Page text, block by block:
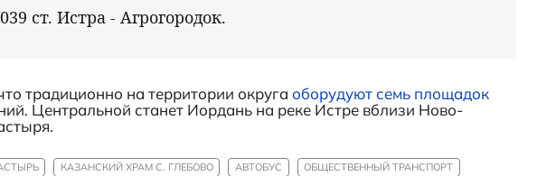
ст. Истра - Агрогородок.
традиционно на территории округа оборудуют семь площадок
Центральной станет Иордань на реке Истре вблизи Ново-
КАЗАНСКИЙ ХРАМ С. ГЛЕБОВО АВТОБУС
ОБЩЕСТВЕННЫЙ ТРАНСПОРТ